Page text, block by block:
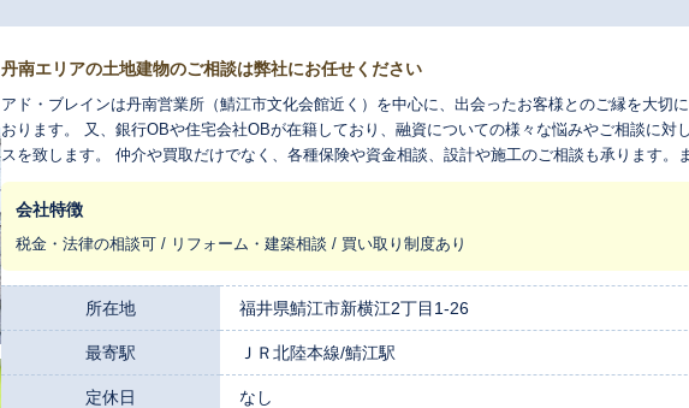
丹南エリアの土地建物のご相談は弊社にお任せください
アド・ブレインは丹南営業所（鯖江市文化会館近く）を中心に、出会ったお客様とのご縁を大切
おります。 又、銀行OBや住宅会社OBが在籍しており、融資についての様々な悩みやご相談に対
スを致します。 仲介や買取だけでなく、各種保険や資金相談、設計や施工のご相談も承ります。
さいませ。
会社特徴
税金・法律の相談可 / リフォーム・建築相談 / 買い取り制度あり
所在地 福井県鯖江市新横江2丁目1-26
最寄駅 ＪＲ北陸本線/鯖江駅
定休日 なし